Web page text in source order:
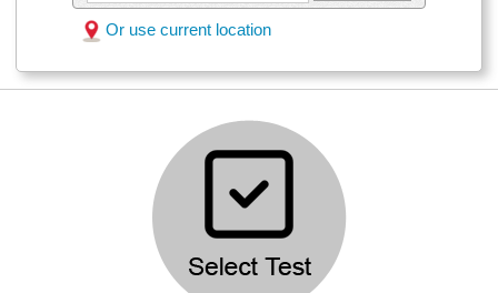
Or use current location